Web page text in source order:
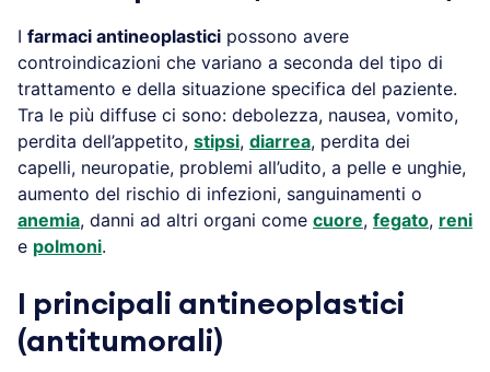
I farmaci antineoplastici possono avere
controindicazioni che variano a seconda del tipo di
trattamento e della situazione specifica del paziente.
Tra le più diffuse ci sono: debolezza, nausea, vomito,
perdita dell’appetito, stipsi, diarrea, perdita dei
capelli, neuropatie, problemi all’udito, a pelle e unghie,
aumento del rischio di infezioni, sanguinamenti o
anemia, danni ad altri organi come cuore, fegato, reni
e polmoni.
I principali antineoplastici
(antitumorali)